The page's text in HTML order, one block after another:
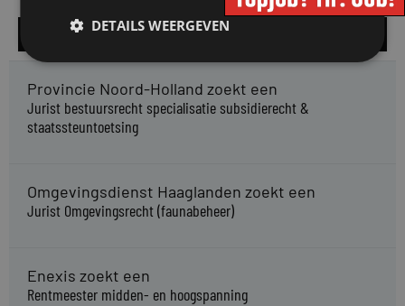
Alle vacatures
Provincie Noord-Holland zoekt een
Jurist bestuursrecht specialisatie subsidierecht &
staatssteuntoetsing
Omgevingsdienst Haaglanden zoekt een
Jurist Omgevingsrecht (faunabeheer)
Enexis zoekt een
Rentmeester midden- en hoogspanning
DETAILS WEERGEVEN